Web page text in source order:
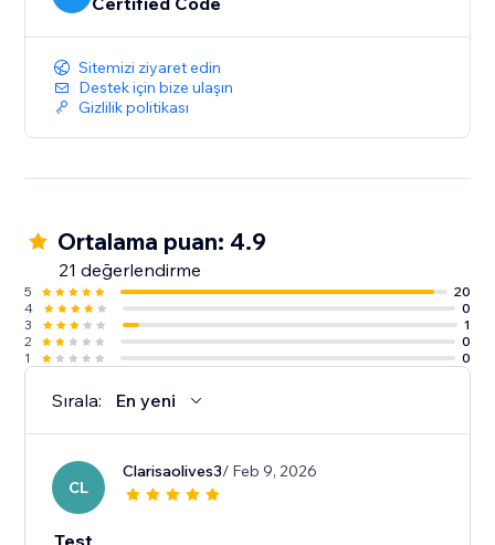
Sitemizi ziyaret edin
Destek için bize ulaşın
Gizlilik politikası
Ortalama puan: 4.9
21 değerlendirme
5
20
4
0
3
1
2
0
1
0
Sırala: En yeni
CL
Clarisaolives3/ Feb 9, 2026